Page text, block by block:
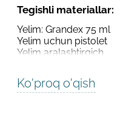
Tegishli materiallar:
Yelim: Grandex 75 ml
Yelim uchun pistolet
Yelim aralashtirgich
Ko'proq o'qish